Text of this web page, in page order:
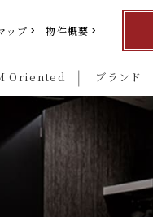
ップ 物件概要
Oriented ブランド